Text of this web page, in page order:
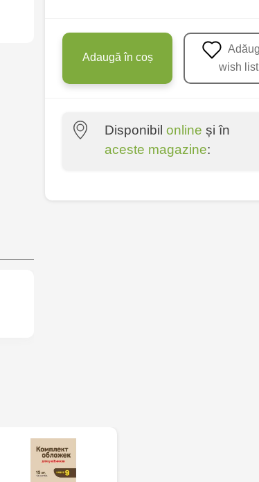
Adaugă în coș
wish list
Disponibil online și în
aceste magazine:
10/1
Bun, 5